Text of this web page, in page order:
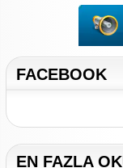
FACEBOOK
EN FAZLA